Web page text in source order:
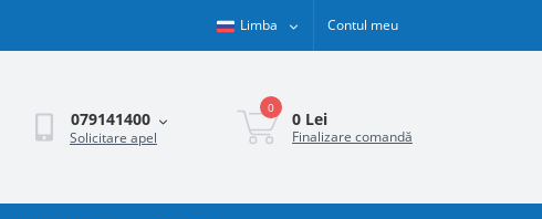
Limba Contul meu
079141400
Solicitare apel
0
0 Lei
Finalizare comandă